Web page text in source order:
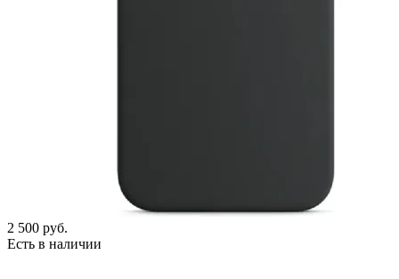
2 500 руб.
Есть в наличии